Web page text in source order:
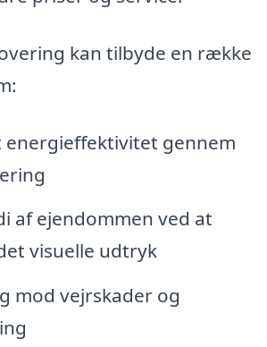
kan tilbyde en række
energieffektivitet gennem
af ejendommen ved at
visuelle udtryk
mod vejrskader og